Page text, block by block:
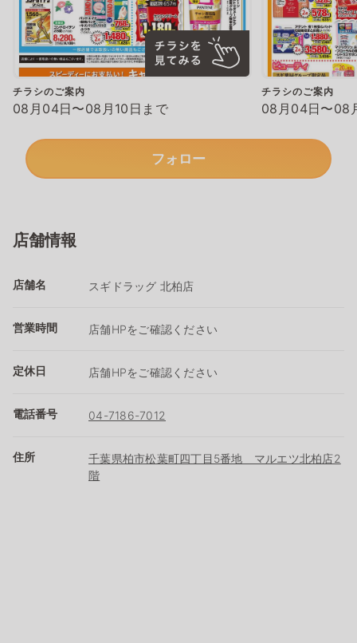
チラシのご案内
08月04日〜08月10日まで
チラシのご案内
08月04日〜08
フォロー
店舗情報
店舗名 スギドラッグ 北柏店
営業時間 店舗HPをご確認ください
定休日 店舗HPをご確認ください
電話番号 04-7186-7012
住所
千葉県柏市松葉町四丁目5番地 マルエツ北柏店2
階